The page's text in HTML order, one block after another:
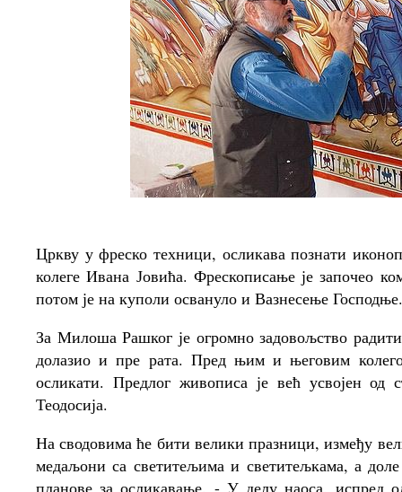
Цркву у фреско техници, осликава познати
колеге Ивана Јовића. Фрескописање је започео
потом је на куполи освануло и Вазнесење Господње.
За Милоша Рашког је огромно задовољство
долазио и пре рата. Пред њим и његовим
осликати. Предлог живописа је већ усвојен од
Теодосија.
На сводовима ће бити велики празници, између
медаљони са светитељима и светитељкама, а
планове за осликавање. - У делу наоса, испред